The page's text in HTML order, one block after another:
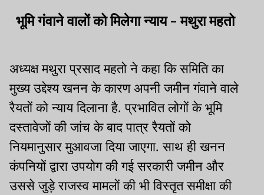
भूमि गंवाने वालों को मिलेगा न्याय - मथुरा महतो
अध्यक्ष मथुरा प्रसाद महतो ने कहा कि समिति का
मुख्य उद्देश्य खनन के कारण अपनी जमीन गंवाने वाले
रैयतों को न्याय दिलाना है. प्रभावित लोगों के भूमि
दस्तावेजों की जांच के बाद पात्र रैयतों को
नियमानुसार मुआवजा दिया जाएगा. साथ ही खनन
कंपनियों द्वारा उपयोग की गई सरकारी जमीन और
उससे जुड़े राजस्व मामलों की भी विस्तृत समीक्षा की